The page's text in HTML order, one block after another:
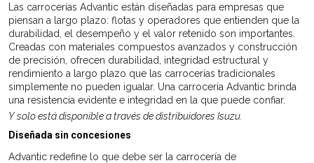
Las carrocerías Advantic están diseñadas para empresas que
piensan a largo plazo: flotas y operadores que entienden que la
durabilidad, el desempeño y el valor retenido son importantes.
Creadas con materiales compuestos avanzados y construcción
de precisión, ofrecen durabilidad, integridad estructural y
rendimiento a largo plazo que las carrocerías tradicionales
simplemente no pueden igualar. Una carrocería Advantic brinda
una resistencia evidente e integridad en la que puede confiar.
Y solo está disponible a través de distribuidores Isuzu.
Diseñada sin concesiones
Advantic redefine lo que debe ser la carrocería de